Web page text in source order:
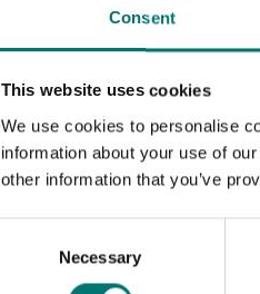
Consent
This website uses cookies
We use cookies to personalise
information about your use of
other information that you’ve
Necessary